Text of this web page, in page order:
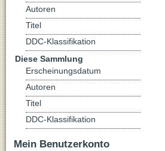
Autoren
Titel
DDC-Klassifikation
Diese Sammlung
Erscheinungsdatum
Autoren
Titel
DDC-Klassifikation
Mein Benutzerkonto